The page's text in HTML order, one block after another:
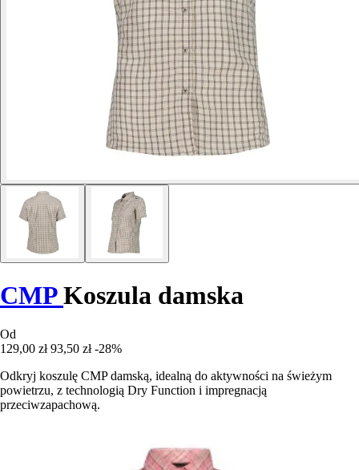
CMPKoszula damska
Od
129,00 zł 93,50 zł -28%
Odkryj koszulę CMP damską, idealną do aktywności na świeżym
powietrzu, z technologią Dry Function i impregnacją
przeciwzapachową.